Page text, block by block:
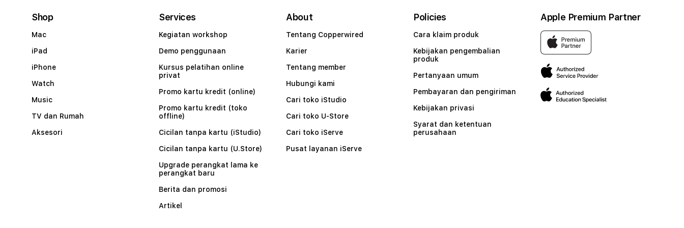
Shop
Mac
iPad
iPhone
Watch
Music
TV dan Rumah
Aksesori
Services
Kegiatan workshop
Demo penggunaan
Kursus pelatihan online
privat
Promo kartu kredit (online)
Promo kartu kredit (toko
offline)
Cicilan tanpa kartu (iStudio)
Cicilan tanpa kartu (U.Store)
Upgrade perangkat lama ke
perangkat baru
Berita dan promosi
Artikel
About
Tentang Copperwired
Karier
Tentang member
Hubungi kami
Cari toko iStudio
Cari toko U-Store
Cari toko iServe
Pusat layanan iServe
Policies
Cara klaim produk
Kebijakan pengembalian
produk
Pertanyaan umum
Pembayaran dan pengiriman
Kebijakan privasi
Syarat dan ketentuan
perusahaan
Apple Premium Partner